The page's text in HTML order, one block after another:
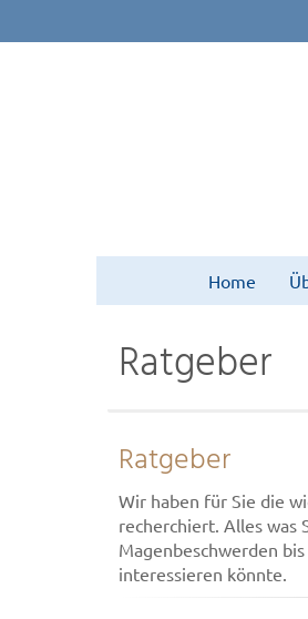
Home
Ratgeber
Ratgeber
Wir haben für Sie die
recherchiert. Alles was
Magenbeschwerden
interessieren könnte.